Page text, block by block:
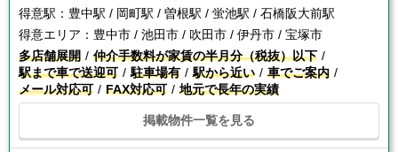
得意駅： 豊中駅 / 岡町駅 / 曽根駅 / 蛍池駅 / 石橋阪大前駅
得意エリア： 豊中市 / 池田市 / 吹田市 / 伊丹市 / 宝塚市
多店舗展開
仲介手数料が家賃の半月分（税抜）以下
駅まで車で送迎可
駐車場有 駅から近い
車でご案内
メール対応可
FAX対応可 地元で長年の実績
掲載物件一覧を見る